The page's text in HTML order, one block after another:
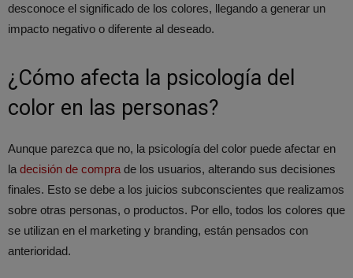
desconoce el significado de los colores, llegando a generar un
impacto negativo o diferente al deseado.
¿Cómo afecta la psicología del
color en las personas?
Aunque parezca que no, la psicología del color puede afectar en
la decisión de compra de los usuarios, alterando sus decisiones
finales. Esto se debe a los juicios subconscientes que realizamos
sobre otras personas, o productos. Por ello, todos los colores que
se utilizan en el marketing y branding, están pensados con
anterioridad.